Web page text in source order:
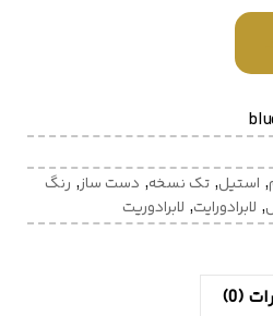
, استیل, تک نسخه, دست ساز, رنگ
, لابرادورایت, لابرادوریت
(0)